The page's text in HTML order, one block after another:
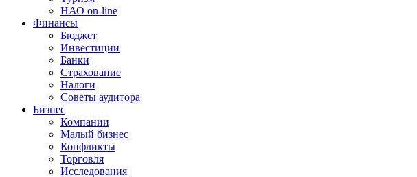
НАО on-line
Финансы
Бюджет
Инвестиции
Банки
Страхование
Налоги
Советы аудитора
Бизнес
Компании
Малый бизнес
Конфликты
Торговля
Исследования